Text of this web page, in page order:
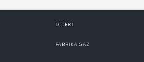
DILERI
FABRIKA GAZ